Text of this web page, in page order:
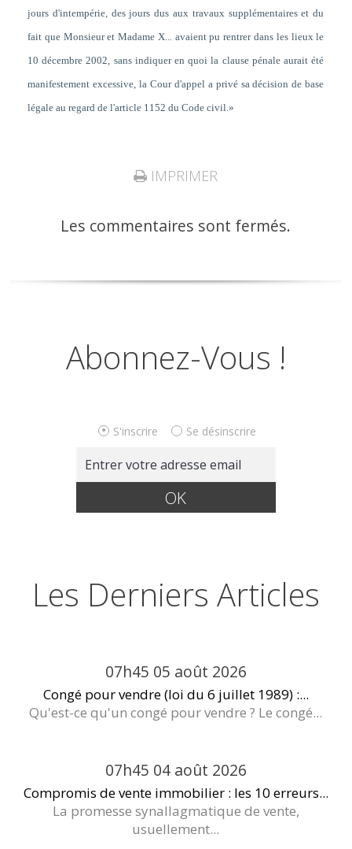
jours d'intempérie, des jours dus aux travaux supplémentaires et du
fait que Monsieur et Madame X... avaient pu rentrer dans les lieux le
10 décembre 2002, sans indiquer en quoi la clause pénale aurait été
manifestement excessive, la Cour d'appel a privé sa décision de base
légale au regard de l'article 1152 du Code civil.»
IMPRIMER
Les commentaires sont fermés.
Abonnez-Vous !
S'inscrire Se désinscrire
Les Derniers Articles
07h45 05 août 2026
Congé pour vendre (loi du 6 juillet 1989) :...
Qu'est-ce qu'un congé pour vendre ? Le congé...
07h45 04 août 2026
Compromis de vente immobilier : les 10 erreurs...
La promesse synallagmatique de vente,
usuellement...